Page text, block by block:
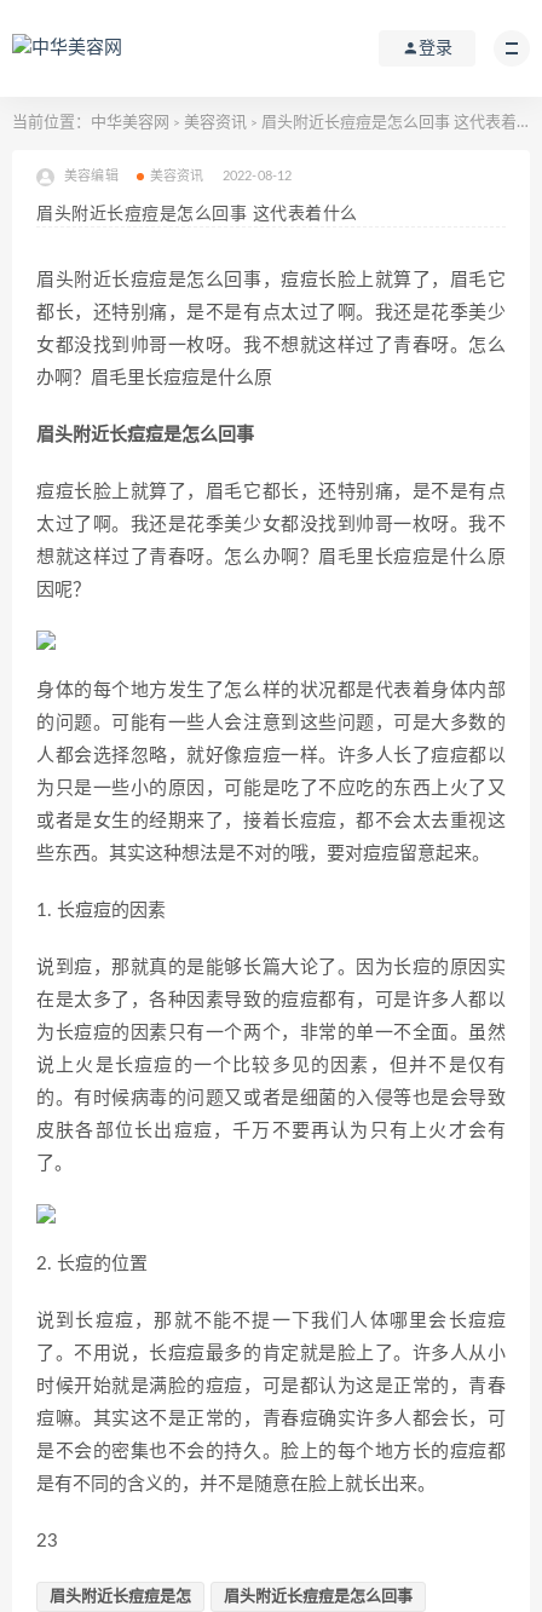
登录
当前位置： 中华美容网 > 美容资讯 > 眉头附近长痘痘是怎么回事 这代表着什么
美容编辑 美容资讯 2022-08-12
眉头附近长痘痘是怎么回事 这代表着什么
眉头附近长痘痘是怎么回事，痘痘长脸上就算了，眉毛它
都长，还特别痛，是不是有点太过了啊。我还是花季美少
女都没找到帅哥一枚呀。我不想就这样过了青春呀。怎么
办啊？眉毛里长痘痘是什么原
眉头附近长痘痘是怎么回事
痘痘长脸上就算了，眉毛它都长，还特别痛，是不是有点
太过了啊。我还是花季美少女都没找到帅哥一枚呀。我不
想就这样过了青春呀。怎么办啊？眉毛里长痘痘是什么原
因呢？
身体的每个地方发生了怎么样的状况都是代表着身体内部
的问题。可能有一些人会注意到这些问题，可是大多数的
人都会选择忽略，就好像痘痘一样。许多人长了痘痘都以
为只是一些小的原因，可能是吃了不应吃的东西上火了又
或者是女生的经期来了，接着长痘痘，都不会太去重视这
些东西。其实这种想法是不对的哦，要对痘痘留意起来。
1. 长痘痘的因素
说到痘，那就真的是能够长篇大论了。因为长痘的原因实
在是太多了，各种因素导致的痘痘都有，可是许多人都以
为长痘痘的因素只有一个两个，非常的单一不全面。虽然
说上火是长痘痘的一个比较多见的因素，但并不是仅有
的。有时候病毒的问题又或者是细菌的入侵等也是会导致
皮肤各部位长出痘痘，千万不要再认为只有上火才会有
了。
2. 长痘的位置
说到长痘痘，那就不能不提一下我们人体哪里会长痘痘
了。不用说，长痘痘最多的肯定就是脸上了。许多人从小
时候开始就是满脸的痘痘，可是都认为这是正常的，青春
痘嘛。其实这不是正常的，青春痘确实许多人都会长，可
是不会的密集也不会的持久。脸上的每个地方长的痘痘都
是有不同的含义的，并不是随意在脸上就长出来。
23
眉头附近长痘痘是怎 眉头附近长痘痘是怎么回事